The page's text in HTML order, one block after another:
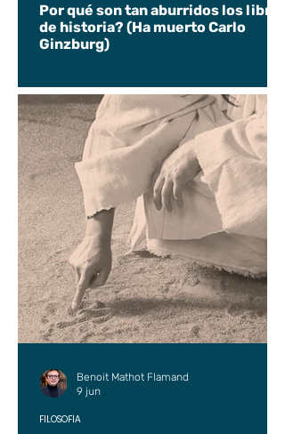
Por qué son tan aburridos los libros
de historia? (Ha muerto Carlo
Ginzburg)
FILOSOFÍA
Benoit Mathot Flamand
9 jun